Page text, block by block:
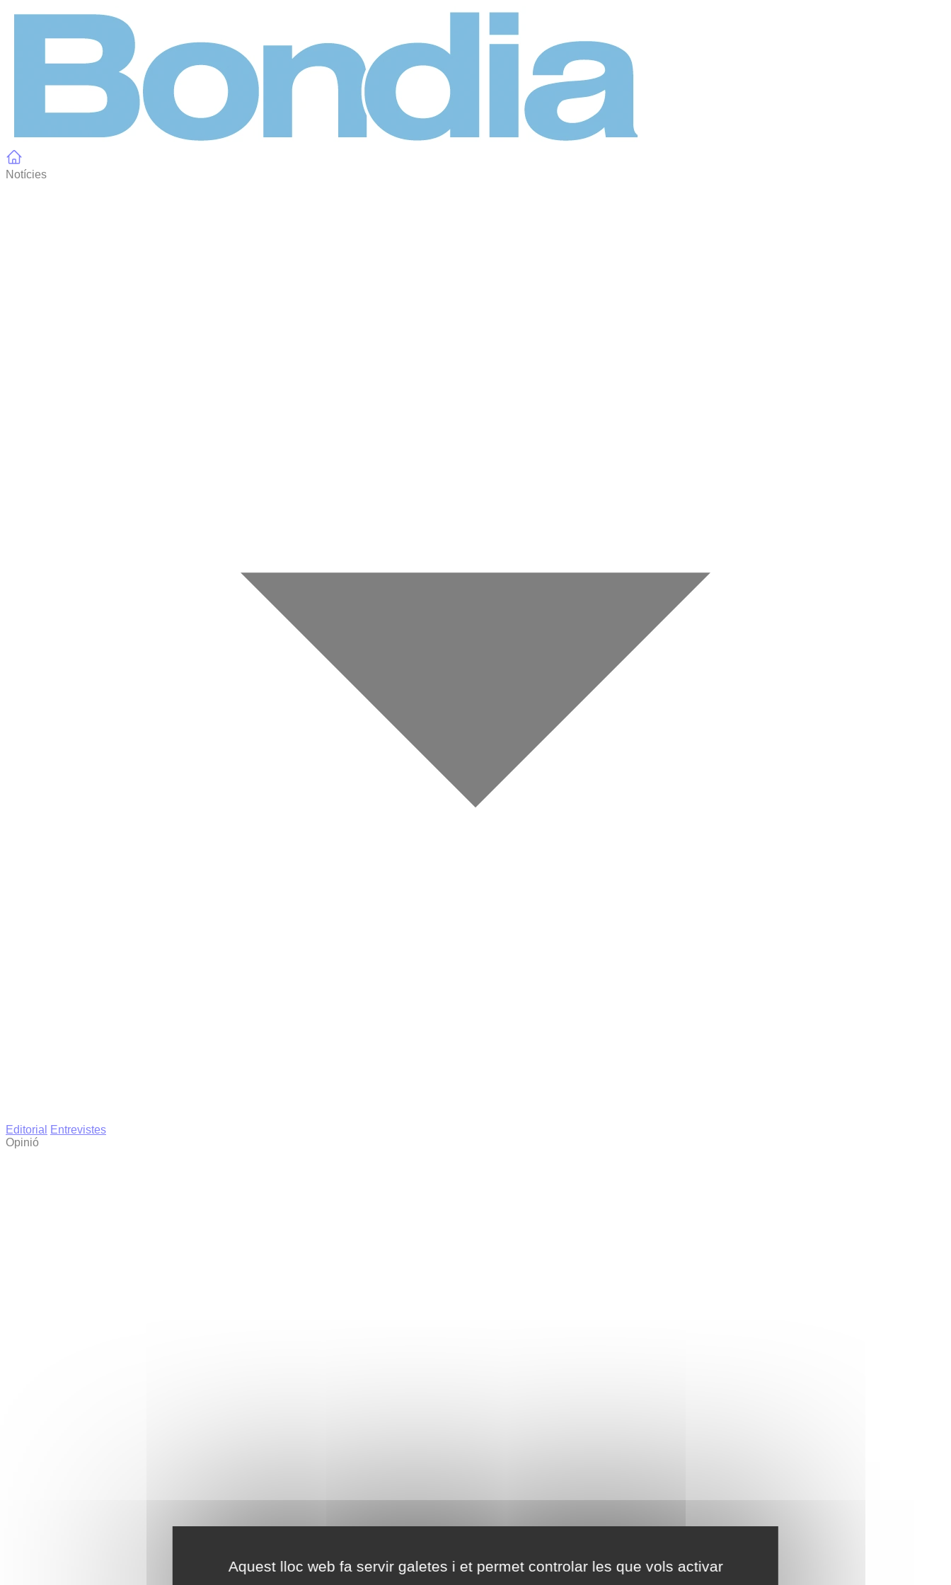
Aquest lloc web fa servir galetes i et permet controlar les que vols activar
Notícies
Editorial
Entrevistes
Opinió